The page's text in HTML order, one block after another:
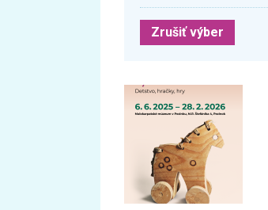
Zrušiť výber